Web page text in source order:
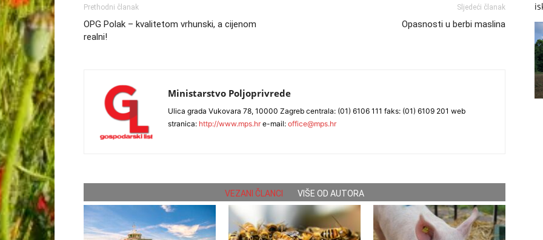
Prethodni članak
OPG Polak – kvalitetom vrhunski, a cijenom
realni!
Sljedeći članak
Opasnosti u berbi maslina
Ministarstvo Poljoprivrede
Ulica grada Vukovara 78, 10000 Zagreb centrala: (01) 6106 111 faks: (01) 6109 201 web
stranica: http://www.mps.hre-mail: office@mps.hr
VEZANI ČLANCI VIŠE OD AUTORA